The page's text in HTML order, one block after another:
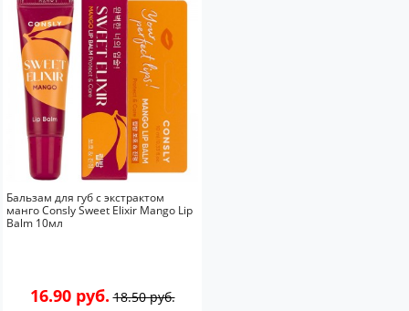
Бальзам для губ с экстрактом
манго Consly Sweet Elixir Mango Lip
Balm 10мл
16.90 руб. 18.50 руб.